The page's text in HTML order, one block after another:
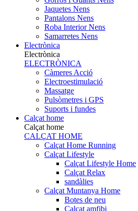
Jaquetes Nens
Pantalons Nens
Roba Interior Nens
Samarretes Nens
Electrònica
Electrònica
ELECTRÒNICA
Càmeres Acció
Electroestimulació
Massatge
Pulsòmetres i GPS
Suports i fundes
Calçat home
Calçat home
CALÇAT HOME
Calçat Home Running
Calçat Lifestyle
Calçat Lifestyle Home
Calçat Relax
sandàlies
Calçat Muntanya Home
Botes de neu
Calçat amfibi